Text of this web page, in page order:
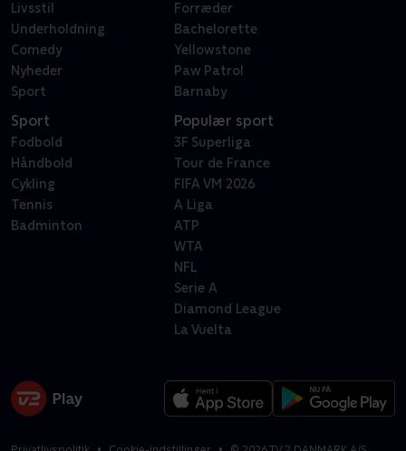
Livsstil
Underholdning
Comedy
Nyheder
Sport
Forræder
Bachelorette
Yellowstone
Paw Patrol
Barnaby
Sport
Fodbold
Håndbold
Cykling
Tennis
Badminton
Populær sport
3F Superliga
Tour de France
FIFA VM 2026
A Liga
ATP
WTA
NFL
Serie A
Diamond League
La Vuelta